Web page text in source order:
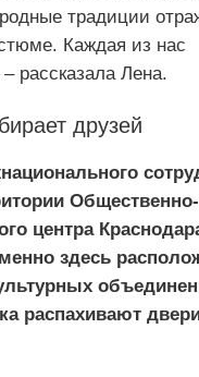
традиции
Каждая из нас
рассказала Лена.
друзей
Общественно-
центра
здесь
распахивают